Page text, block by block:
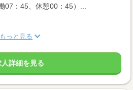
07：45、休憩00：45）...
もっと見る
人詳細を見る